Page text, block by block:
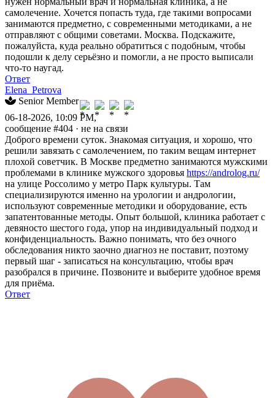
самолечение. Хочется попасть туда, где такими вопросами
занимаются предметно, с современными методиками, а не
отправляют с общими советами. Москва. Подскажите,
пожалуйста, куда реально обратиться с подобным, чтобы
подошли к делу серьёзно и помогли, а не просто выписали
что-то наугад.
Ответ
Elena_Petrova
Senior Member
06-18-2026, 10:09 PM,
сообщение #404 · не на связи
Доброго времени суток. Знакомая ситуация, и хорошо, что
решили завязать с самолечением, по таким вещам интернет
плохой советчик. В Москве предметно занимаются мужскими
проблемами в клинике мужского здоровья https://androlog.ru/
на улице Россолимо у метро Парк культуры. Там
специализируются именно на урологии и андрологии,
используют современные методики и оборудование, есть
запатентованные методы. Опыт большой, клиника работает с
девяносто шестого года, упор на индивидуальный подход и
конфиденциальность. Важно понимать, что без очного
обследования никто заочно диагноз не поставит, поэтому
первый шаг - записаться на консультацию, чтобы врач
разобрался в причине. Позвоните и выберите удобное время
для приёма.
Ответ